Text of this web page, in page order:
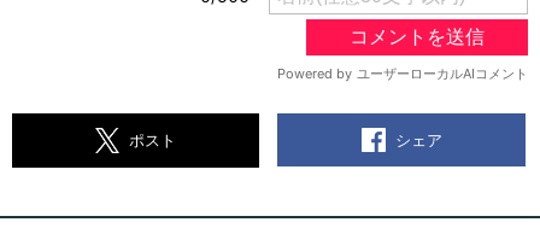
ポスト シェア